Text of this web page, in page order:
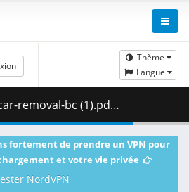
Thème
Langue
bc (1).pdf ( 1.26 MB )
fortement de prendre un VPN pour
et votre vie privée
NordVPN